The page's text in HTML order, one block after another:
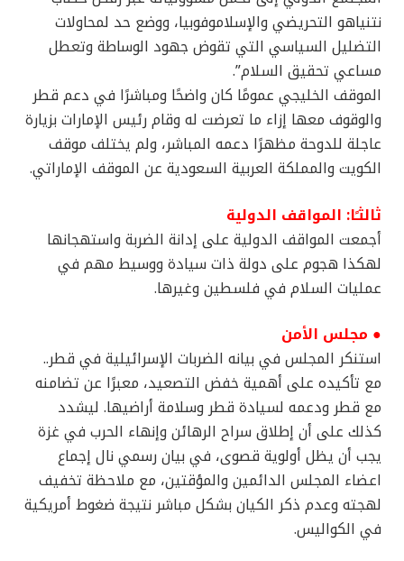
نتنياهو التحريضي والإسلاموفوبيا، ووضع حد لمحاولات
التضليل السياسي التي تقوض جهود الوساطة وتعطل
مساعي تحقيق السلام”.
الموقف الخليجي عمومًا كان واضحًا ومباشرًا في دعم قطر
والوقوف معها إزاء ما تعرضت له وقام رئيس الإمارات بزيارة
عاجلة للدوحة مظهرًا دعمه المباشر، ولم يختلف موقف
الكويت والمملكة العربية السعودية عن الموقف الإماراتي.
ثالثـًا: المواقف الدولية
أجمعت المواقف الدولية على إدانة الضربة واستهجانها
لهكذا هجوم على دولة ذات سيادة ووسيط مهم في
عمليات السلام في فلسطين وغيرها.
● مجلس الأمن
استنكر المجلس في بيانه الضربات الإسرائيلية في قطر..
مع تأكيده على أهمية خفض التصعيد، معبرًا عن تضامنه
مع قطر ودعمه لسيادة قطر وسلامة أراضيها. ليشدد
كذلك على أن إطلاق سراح الرهائن وإنهاء الحرب في غزة
يجب أن يظل أولوية قصوى، في بيان رسمي نال إجماع
اعضاء المجلس الدائمين والمؤقتين، مع ملاحظة تخفيف
لهجته وعدم ذكر الكيان بشكل مباشر نتيجة ضغوط أمريكية
في الكواليس.